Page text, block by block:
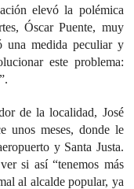
elevó la polémica
Óscar Puente, muy
una medida peculiar y
este problema:
de la localidad, José
unos meses, donde le
y Santa Justa.
si así “tenemos más
al alcalde popular, ya